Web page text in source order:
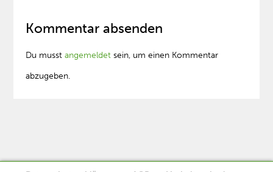
Kommentar absenden
Du musstangemeldet sein, um einen Kommentar
abzugeben.